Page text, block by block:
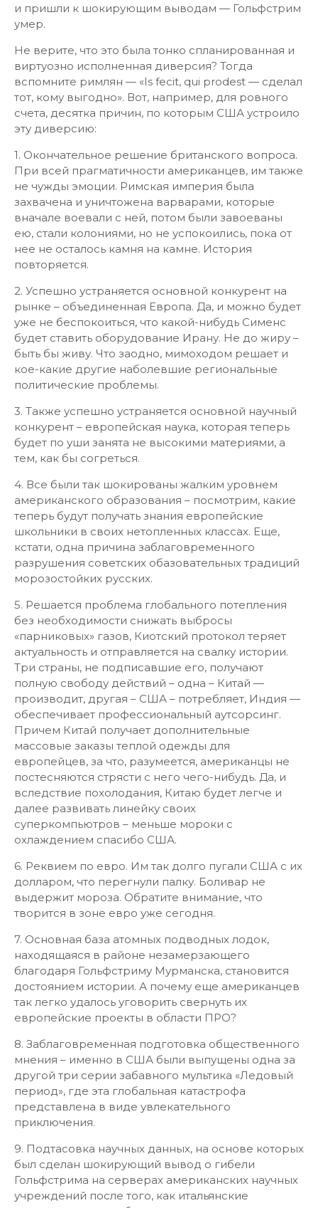
и пришли к шокирующим выводам — Гольфстрим
умер.
Не верите, что это была тонко спланированная и
виртуозно исполненная диверсия? Тогда
вспомните римлян — «Is fecit, qui prodest — сделал
тот, кому выгодно». Вот, например, для ровного
счета, десятка причин, по которым США устроило
эту диверсию:
1. Окончательное решение британского вопроса.
При всей прагматичности американцев, им также
не чужды эмоции. Римская империя была
захвачена и уничтожена варварами, которые
вначале воевали с ней, потом были завоеваны
ею, стали колониями, но не успокоились, пока от
нее не осталось камня на камне. История
повторяется.
2. Успешно устраняется основной конкурент на
рынке – объединенная Европа. Да, и можно будет
уже не беспокоиться, что какой-нибудь Сименс
будет ставить оборудование Ирану. Не до жиру –
быть бы живу. Что заодно, мимоходом решает и
кое-какие другие наболевшие региональные
политические проблемы.
3. Также успешно устраняется основной научный
конкурент – европейская наука, которая теперь
будет по уши занята не высокими материями, а
тем, как бы согреться.
4. Все были так шокированы жалким уровнем
американского образования – посмотрим, какие
теперь будут получать знания европейские
школьники в своих нетопленных классах. Еще,
кстати, одна причина заблаговременного
разрушения советских обазовательных традиций
морозостойких русских.
5. Решается проблема глобального потепления
без необходимости снижать выбросы
«парниковых» газов, Киотский протокол теряет
актуальность и отправляется на свалку истории.
Три страны, не подписавшие его, получают
полную свободу действий – одна – Китай —
производит, другая – США – потребляет, Индия —
обеспечивает профессиональный аутсорсинг.
Причем Китай получает дополнительные
массовые заказы теплой одежды для
европейцев, за что, разумеется, американцы не
постесняются стрясти с него чего-нибудь. Да, и
вследствие похолодания, Китаю будет легче и
далее развивать линейку своих
суперкомпьютров – меньше мороки с
охлаждением спасибо США.
6. Реквием по евро. Им так долго пугали США с их
долларом, что перегнули палку. Боливар не
выдержит мороза. Обратите внимание, что
творится в зоне евро уже сегодня.
7. Основная база атомных подводных лодок,
находящаяся в районе незамерзающего
благодаря Гольфстриму Мурманска, становится
достоянием истории. А почему еще американцев
так легко удалось уговорить свернуть их
европейские проекты в области ПРО?
8. Заблаговременная подготовка общественного
мнения – именно в США были выпущены одна за
другой три серии забавного мультика «Ледовый
период», где эта глобальная катастрофа
представлена в виде увлекательного
приключения.
9. Подтасовка научных данных, на основе которых
был сделан шокирующий вывод о гибели
Гольфстрима на серверах американских научных
учреждений после того, как итальянские